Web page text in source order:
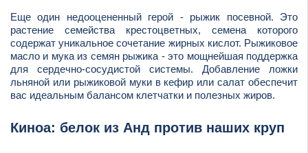
Еще один недооцененный герой - рыжик посевной. Это
растение семейства крестоцветных, семена которого
содержат уникальное сочетание жирных кислот. Рыжиковое
масло и мука из семян рыжика - это мощнейшая поддержка
для сердечно-сосудистой системы. Добавление ложки
льняной или рыжиковой муки в кефир или салат обеспечит
вас идеальным балансом клетчатки и полезных жиров.
Киноа: белок из Анд против наших круп